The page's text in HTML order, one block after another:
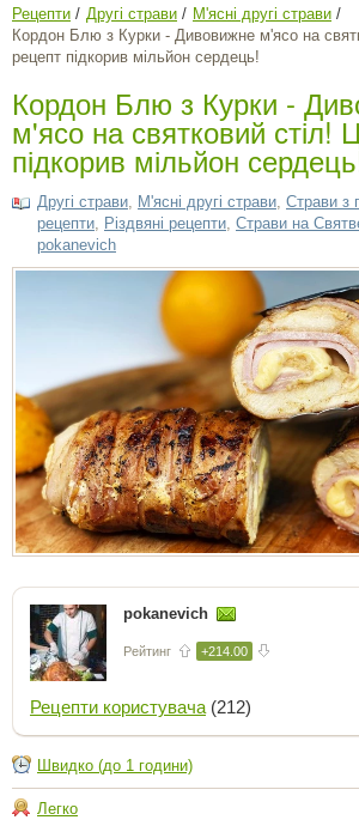
Рецепти Другі страви
М'ясні другі страви
Кордон Блю з Курки - Дивовижне м'ясо на
рецепт підкорив мільйон сердець!
Кордон Блю з Курки -
м'ясо на святковий стіл!
підкорив мільйон
Другі страви М'ясні другі страви Страви з
рецепти Різдвяні рецепти Страви на
pokanevich
pokanevich
Рейтинг +214.00
Рецепти користувача (212)
Швидко (до 1 години)
Легко